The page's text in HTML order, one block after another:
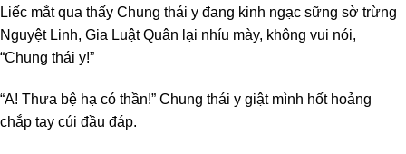
Liếc mắt qua thấy Chung thái y đang kinh ngạc sững sờ trừng
Nguyệt Linh, Gia Luật Quân lại nhíu mày, không vui nói,
“Chung thái y!”
“A! Thưa bệ hạ có thần!” Chung thái y giật mình hốt hoảng
chắp tay cúi đầu đáp.